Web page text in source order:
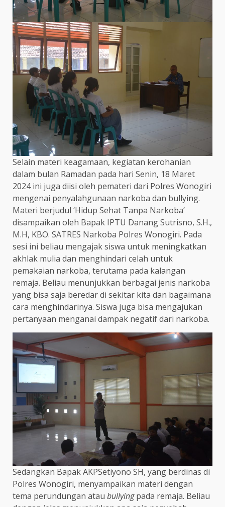
Selain materi keagamaan, kegiatan kerohanian
dalam bulan Ramadan pada hari Senin, 18 Maret
2024 ini juga diisi oleh pemateri dari Polres Wonogiri
mengenai penyalahgunaan narkoba dan bullying.
Materi berjudul ‘Hidup Sehat Tanpa Narkoba’
disampaikan oleh Bapak IPTU Danang Sutrisno, S.H.,
M.H, KBO. SATRES Narkoba Polres Wonogiri. Pada
sesi ini beliau mengajak siswa untuk meningkatkan
akhlak mulia dan menghindari celah untuk
pemakaian narkoba, terutama pada kalangan
remaja. Beliau menunjukkan berbagai jenis narkoba
yang bisa saja beredar di sekitar kita dan bagaimana
cara menghindarinya. Siswa juga bisa mengajukan
pertanyaan menganai dampak negatif dari narkoba.
Sedangkan Bapak AKPSetiyono SH, yang berdinas di
Polres Wonogiri, menyampaikan materi dengan
tema perundungan atau bullyingpada remaja. Beliau